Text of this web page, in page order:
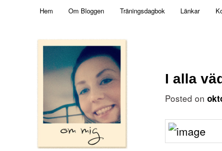
Militärmamman
Skip to primary content
Hem Om Bloggen Träningsdagbok Länkar
I alla
Posted on